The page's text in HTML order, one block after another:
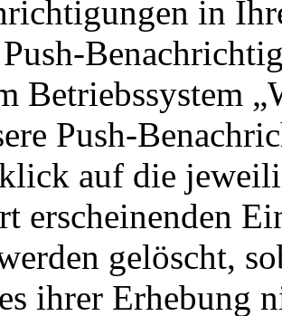
in
Betriebssystem
Push-
auf die
erscheinenden
gelöscht,
ihrer Erhebung